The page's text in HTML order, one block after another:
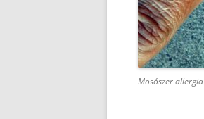
Mosószer allergia